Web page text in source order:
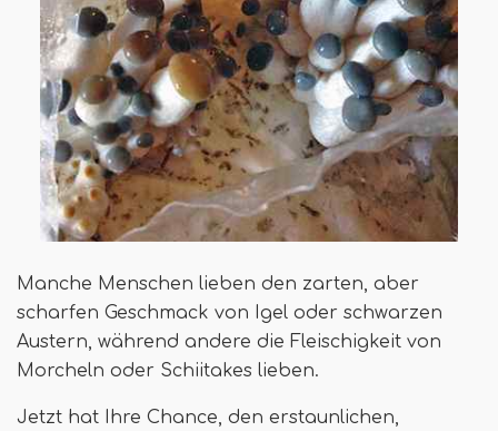
Manche Menschen lieben den zarten, aber
scharfen Geschmack von Igel oder schwarzen
Austern, während andere die Fleischigkeit von
Morcheln oder Schiitakes lieben.
Jetzt hat Ihre Chance, den erstaunlichen,